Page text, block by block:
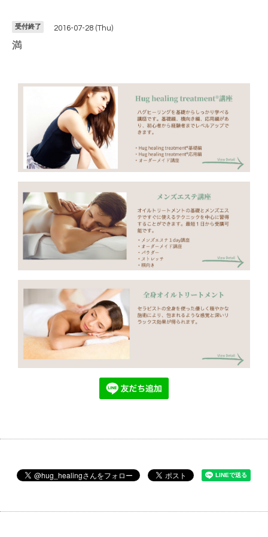
受付終了 2016-07-28 (Thu)
満